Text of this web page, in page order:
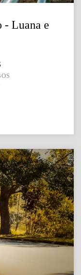
- Luana e